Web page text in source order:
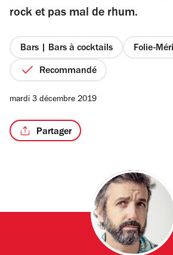
rock et pas mal de rhum.
Bars | Bars à cocktails Folie-
Recommandé
mardi 3 décembre 2019
Partager